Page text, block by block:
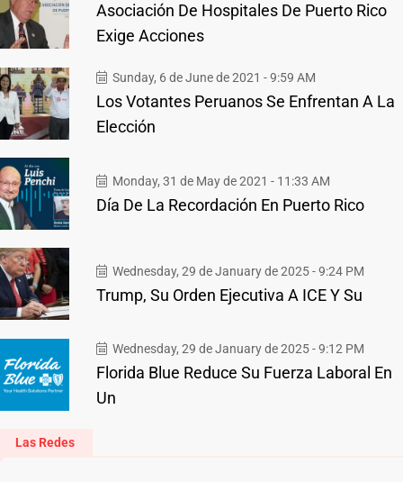
Asociación De Hospitales De Puerto Rico
Exige Acciones
Sunday, 6 de June de 2021 - 9:59 AM
Los Votantes Peruanos Se Enfrentan A La
Elección
Monday, 31 de May de 2021 - 11:33 AM
Día De La Recordación En Puerto Rico
Wednesday, 29 de January de 2025 - 9:24 PM
Trump, Su Orden Ejecutiva A ICE Y Su
Wednesday, 29 de January de 2025 - 9:12 PM
Florida Blue Reduce Su Fuerza Laboral En
Un
Las Redes